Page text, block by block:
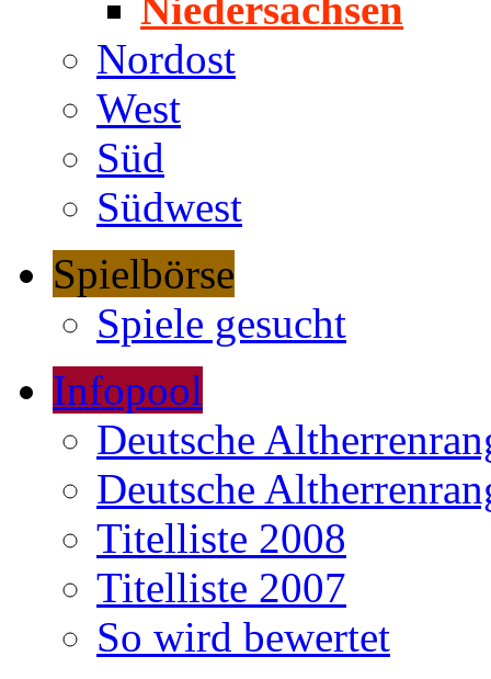
Niedersachsen
Nordost
West
Süd
Südwest
Spielbörse
Spiele gesucht
Infopool
Deutsche
Deutsche
Titelliste 2008
Titelliste 2007
So wird bewertet